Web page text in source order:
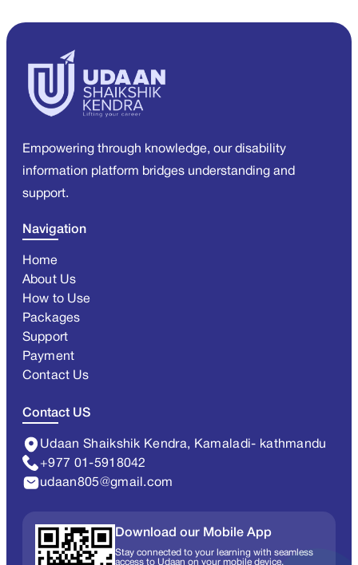
Empowering through knowledge, our disability
information platform bridges understanding and
support.
Navigation
Home
About Us
How to Use
Packages
Support
Payment
Contact Us
Contact US
Udaan Shaikshik Kendra, Kamaladi- kathmandu
+977 01-5918042
udaan805@gmail.com
Download our Mobile App
Stay connected to your learning with seamless
access to Udaan on your mobile device.